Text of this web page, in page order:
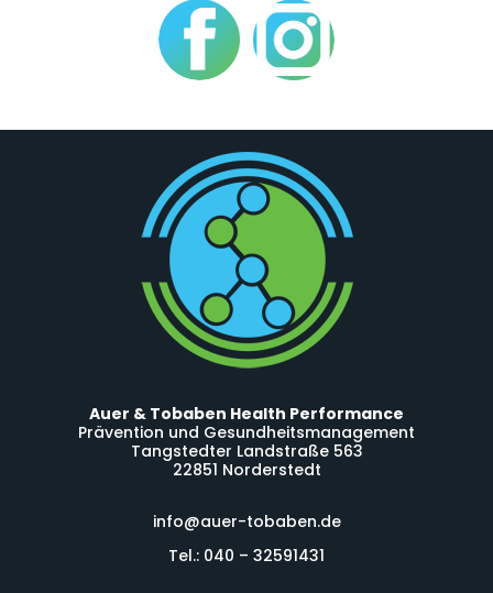
Auer & Tobaben Health Performance
Prävention und Gesundheitsmanagement
Tangstedter Landstraße 563
22851 Norderstedt
info@auer-tobaben.de
Tel.: 040 – 32591431